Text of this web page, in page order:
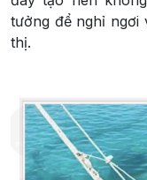
tưởng để nghỉ ngơi
thị.